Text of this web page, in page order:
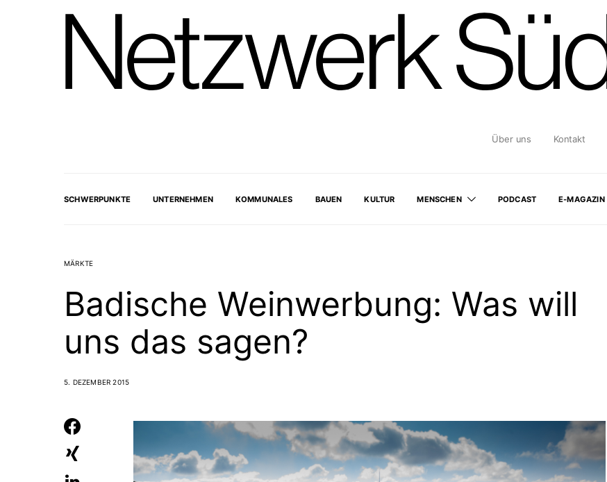
Über uns Kontakt
SCHWERPUNKTE UNTERNEHMEN KOMMUNALES BAUEN KULTUR MENSCHEN PODCAST E-MAGAZIN
MÄRKTE
Badische Weinwerbung: Was will
uns das sagen?
5. DEZEMBER 2015